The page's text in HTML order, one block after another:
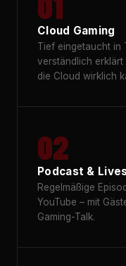
Cloud Gaming
Tief eingetaucht in
verständlich
die Cloud wirklich
02
Podcast &
Regelmäßige
YouTube – mit
Gaming-Talk.